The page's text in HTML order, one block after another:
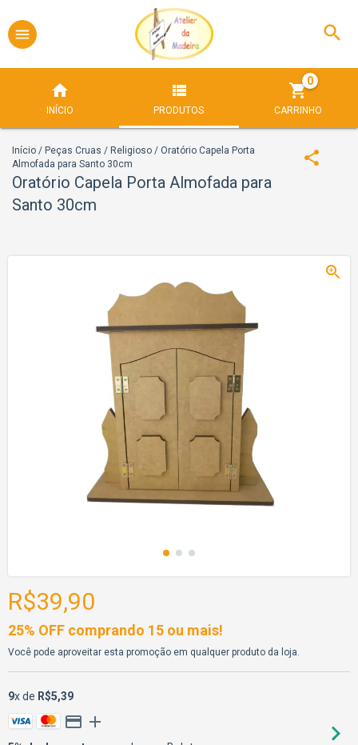
INÍCIO PRODUTOS CARRINHO
0
Início / Peças Cruas / Religioso / Oratório Capela Porta
Almofada para Santo 30cm
Oratório Capela Porta Almofada para
Santo 30cm
R$39,90
25% OFF comprando 15 ou mais!
Você pode aproveitar esta promoção em qualquer produto da loja.
9x de R$5,39